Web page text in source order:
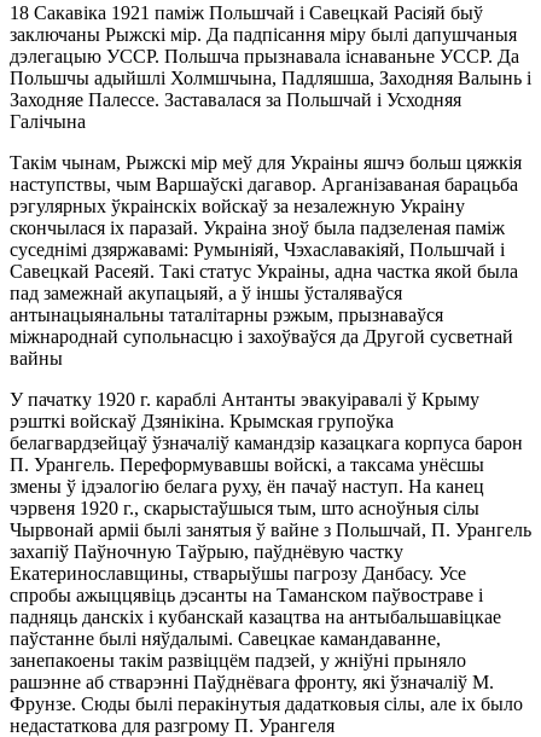
18 Сакавіка 1921 паміж Польшчай і Савецкай Расіяй быў
заключаны Рыжскі мір. Да падпісання міру былі дапушчаныя
дэлегацыю УССР. Польшча прызнавала існаваньне УССР. Да
Польшчы адыйшлі Холмшчына, Падляшша, Заходняя Валынь і
Заходняе Палессе. Заставалася за Польшчай і Усходняя
Галічына
Такім чынам, Рыжскі мір меў для Украіны яшчэ больш цяжкія
наступствы, чым Варшаўскі дагавор. Арганізаваная барацьба
рэгулярных ўкраінскіх войскаў за незалежную Украіну
скончылася іх паразай. Украіна зноў была падзеленая паміж
суседнімі дзяржавамі: Румыніяй, Чэхаславакіяй, Польшчай і
Савецкай Расеяй. Такі статус Украіны, адна частка якой была
пад замежнай акупацыяй, а ў іншы ўсталяваўся
антынацыянальны таталітарны рэжым, прызнаваўся
міжнароднай супольнасцю і захоўваўся да Другой сусветнай
вайны
У пачатку 1920 г. караблі Антанты эвакуіравалі ў Крыму
рэшткі войскаў Дзянікіна. Крымская групоўка
белагвардзейцаў ўзначаліў камандзір казацкага корпуса барон
П. Урангель. Переформувавшы войскі, а таксама унёсшы
змены ў ідэалогію белага руху, ён пачаў наступ. На канец
чэрвеня 1920 г., скарыстаўшыся тым, што асноўныя сілы
Чырвонай арміі былі занятыя ў вайне з Польшчай, П. Урангель
захапіў Паўночную Таўрыю, паўднёвую частку
Екатеринославщины, стварыўшы пагрозу Данбасу. Усе
спробы ажыццявіць дэсанты на Таманском паўвостраве і
падняць данскіх і кубанскай казацтва на антыбальшавіцкае
паўстанне былі няўдалымі. Савецкае камандаванне,
занепакоены такім развіццём падзей, у жніўні прыняло
рашэнне аб стварэнні Паўднёвага фронту, які ўзначаліў М.
Фрунзе. Сюды былі перакінутыя дадатковыя сілы, але іх было
недастаткова для разгрому П. Урангеля